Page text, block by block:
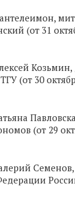
(от 31
Козьмин,
(от 30
(от 29
Семенов,